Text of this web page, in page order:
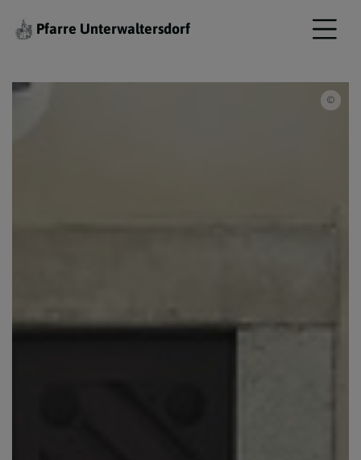
Pfarre Unterwaltersdorf